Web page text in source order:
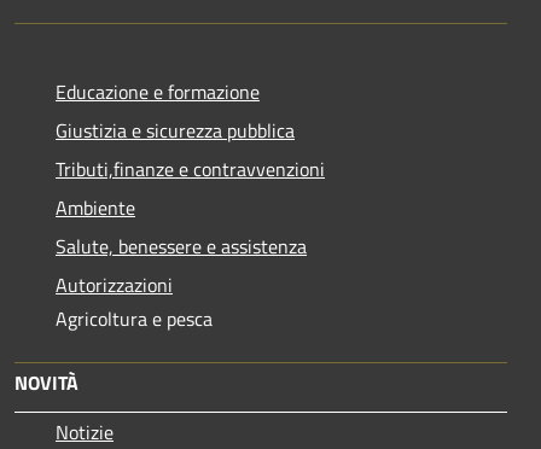
Educazione e formazione
Giustizia e sicurezza pubblica
Tributi,finanze e contravvenzioni
Ambiente
Salute, benessere e assistenza
Autorizzazioni
Agricoltura e pesca
NOVITÀ
Notizie